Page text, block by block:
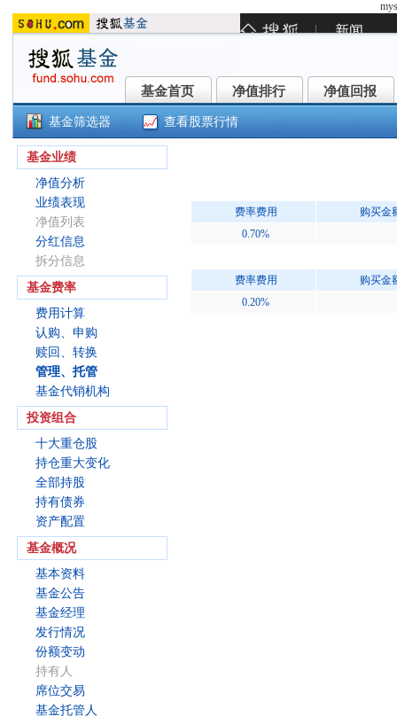
基金首页
基金首页 净值排行
净值排行 净值回报
净值回报
基金筛选器 查看股票行情
基金业绩
净值分析
业绩表现
净值列表
分红信息
拆分信息
基金费率
费用计算
认购、申购
赎回、转换
管理、托管
基金代销机构
投资组合
十大重仓股
持仓重大变化
全部持股
持有债券
资产配置
基金概况
基本资料
基金公告
基金经理
发行情况
份额变动
持有人
席位交易
基金托管人
费率费用
购买金
0.70%
费率费用
购买金
0.20%